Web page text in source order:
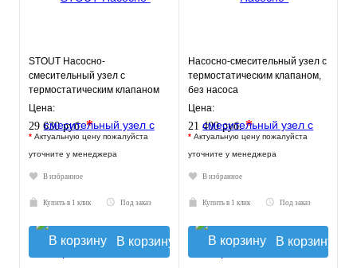
STOUT Насосно-
смесительный узел с
термостатическим клапаном
30-60°C, с насосом UPSO 25-
Цена:
29 630 руб.*
* Актуальную цену пожалуйста
уточните у менеджера
В избранное
Купить в 1 клик Под заказ
В корзину
Насосно-смесительный узел с
термостатическим клапаном,
без насоса
Цена:
21 400 руб.*
* Актуальную цену пожалуйста
уточните у менеджера
В избранное
Купить в 1 клик Под заказ
В корзину